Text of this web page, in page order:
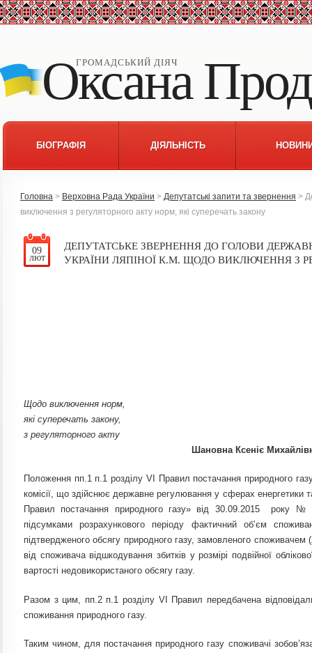
ГРОМАДСЬКИЙ ДІЯЧ
Оксана
БІОГРАФІЯ ДІЯЛЬНІСТЬ
Головна > Верховна Рада України > Депутатські запити та звернення >
виключення з регуляторного акту норм, які суперечать закону
09
лют
ДЕПУТАТСЬКЕ ЗВЕРНЕННЯ ДО ГОЛОВИ
УКРАЇНИ ЛЯПІНОЇ К.М. ЩОДО ВИКЛЮЧЕННЯ З
Щодо виключення норм,
які суперечать закону,
з регуляторного акту
Шановна Ксеніє
Положення пп.1 п.1 розділу VI Правил постачання природного
комісії, що здійснює державне регулювання у сферах енергетики
Правил постачання природного газу» від 30.09.2015 року
підсумками розрахункового періоду фактичний об’єм
підтвердженого обсягу природного газу, замовленого споживачем
від споживача відшкодування збитків у розмірі подвійної
вартості недовикористаного обсягу газу.
Разом з цим, пп.2 п.1 розділу VI Правил передбачена
споживання природного газу.
Таким чином, для постачання природного газу споживачі